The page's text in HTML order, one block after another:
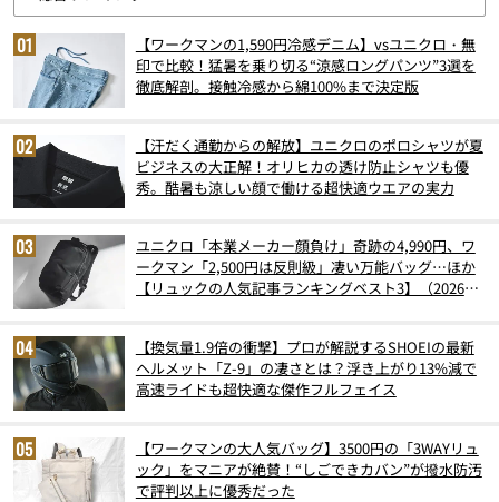
【ワークマンの1,590円冷感デニム】vsユニクロ・無
印で比較！猛暑を乗り切る“涼感ロングパンツ”3選を
徹底解剖。接触冷感から綿100%まで決定版
【汗だく通勤からの解放】ユニクロのポロシャツが夏
ビジネスの大正解！オリヒカの透け防止シャツも優
秀。酷暑も涼しい顔で働ける超快適ウエアの実力
ユニクロ「本業メーカー顔負け」奇跡の4,990円、ワ
ークマン「2,500円は反則級」凄い万能バッグ…ほか
【リュックの人気記事ランキングベスト3】（2026年
【換気量1.9倍の衝撃】プロが解説するSHOEIの最新
ヘルメット「Z-9」の凄さとは？浮き上がり13%減で
高速ライドも超快適な傑作フルフェイス
【ワークマンの大人気バッグ】3500円の「3WAYリュ
ック」をマニアが絶賛！“しごできカバン”が撥水防汚
で評判以上に優秀だった